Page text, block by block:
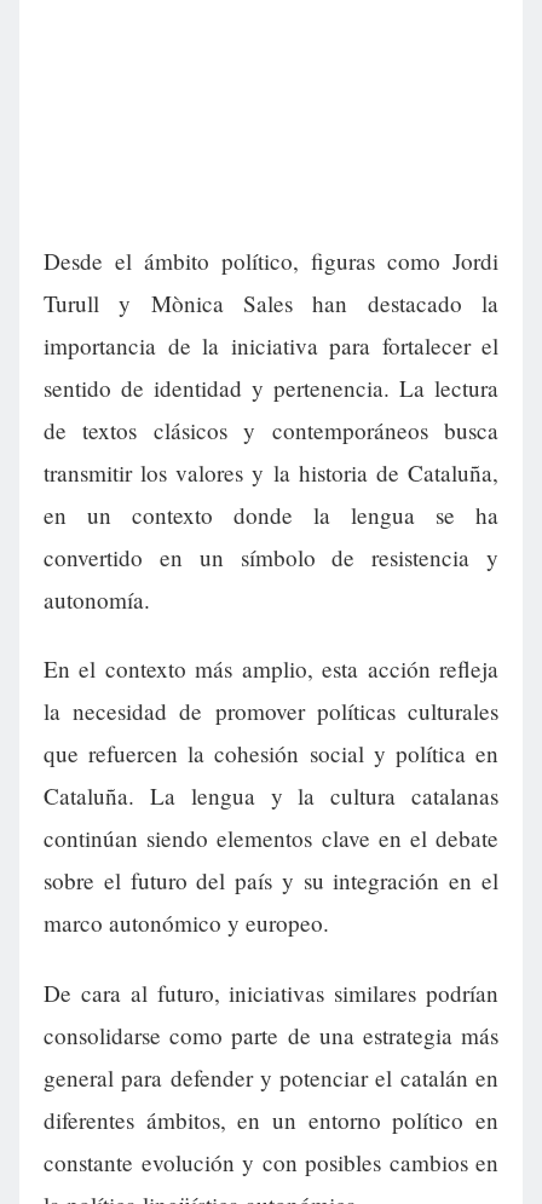
Desde el ámbito político, figuras como Jordi
Turull y Mònica Sales han destacado la
importancia de la iniciativa para fortalecer el
sentido de identidad y pertenencia. La lectura
de textos clásicos y contemporáneos busca
transmitir los valores y la historia de Cataluña,
en un contexto donde la lengua se ha
convertido en un símbolo de resistencia y
autonomía.
En el contexto más amplio, esta acción refleja
la necesidad de promover políticas culturales
que refuercen la cohesión social y política en
Cataluña. La lengua y la cultura catalanas
continúan siendo elementos clave en el debate
sobre el futuro del país y su integración en el
marco autonómico y europeo.
De cara al futuro, iniciativas similares podrían
consolidarse como parte de una estrategia más
general para defender y potenciar el catalán en
diferentes ámbitos, en un entorno político en
constante evolución y con posibles cambios en